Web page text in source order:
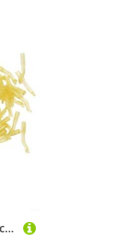
Bebykilemi Angelhaken-Ausrichtungen, Silikon, Anti-Verheddern, Haar-Rig-Komponenten, Karpfenangeln, Angelausrüstung, Bodenköder, Wafter Rig-Teile, Gelb, 50 Stück